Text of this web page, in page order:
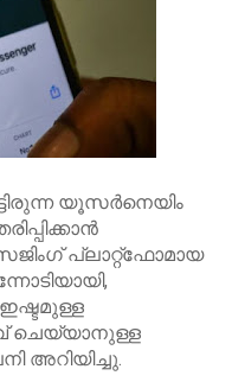
യൂസർനെയിം
പ്ലാറ്റ്ഫോമായ
ചെയ്യാനുള്ള
അറിയിച്ചു.